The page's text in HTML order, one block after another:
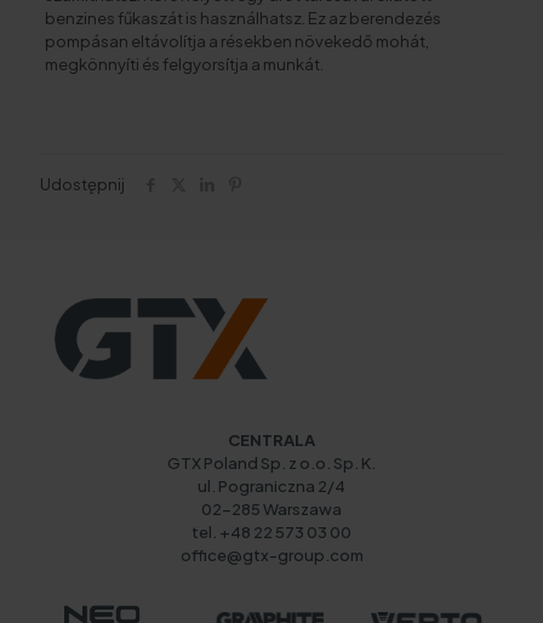
benzines fűkaszát is használhatsz. Ez az berendezés
pompásan eltávolítja a résekben növekedő mohát,
megkönnyíti és felgyorsítja a munkát.
Udostępnij
CENTRALA
GTX Poland Sp. z o.o. Sp. K.
ul. Pograniczna 2/4
02-285 Warszawa
tel. +48 22 573 03 00
office@gtx-group.com